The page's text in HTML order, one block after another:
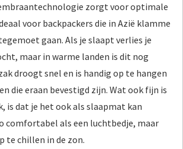
zorgt voor optimale
voor backpackers die in Azië klamme
gaan. Als je slaapt verlies je
maar in warme landen is dit nog
droogt snel en is handig op te hangen
die eraan bevestigd zijn. Wat ook fijn is
is dat je het ook als slaapmat kan
comfortabel als een luchtbedje, maar
te chillen in de zon.